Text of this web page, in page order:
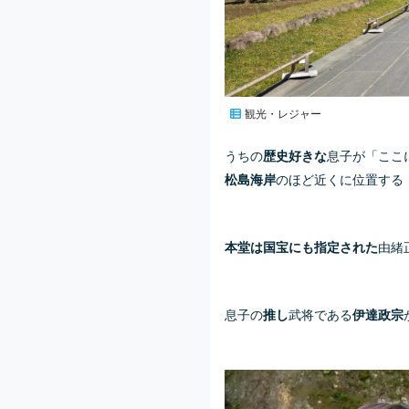
観光・レジャー
うちの歴史好きな息子が「ここ
松島海岸のほど近くに位置する
本堂は国宝にも指定された由緒
息子の推し武将である伊達政宗